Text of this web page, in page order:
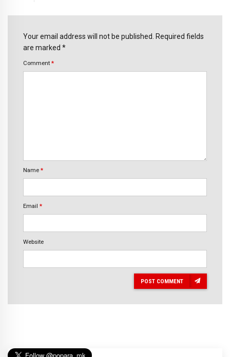
Your email address will not be published. Required fields
are marked *
Comment *
Name *
Email *
Website
POST COMMENT